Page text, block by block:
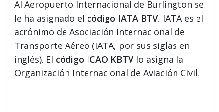
Al Aeropuerto Internacional de Burlington se
le ha asignado el código IATA BTV, IATA es el
acrónimo de Asociación Internacional de
Transporte Aéreo (IATA, por sus siglas en
inglés). El código ICAO KBTV lo asigna la
Organización Internacional de Aviación Civil.